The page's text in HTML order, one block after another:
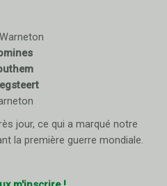
jour, ce qui a marqué notre
la première guerre mondiale.